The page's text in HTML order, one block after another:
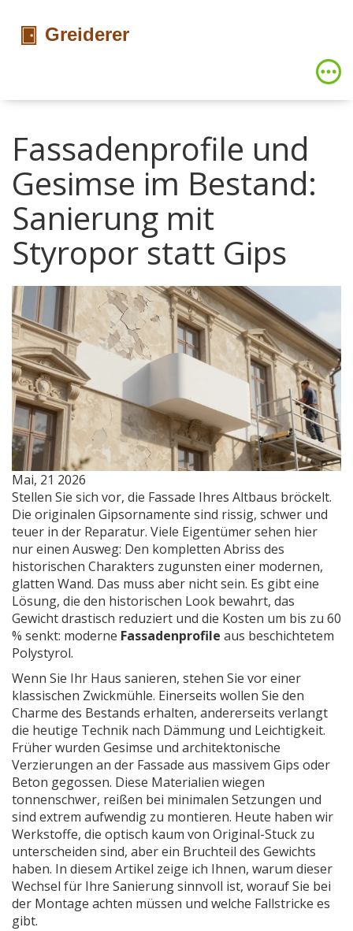
Fassadenprofile und
Gesimse im Bestand:
Sanierung mit
Styropor statt Gips
Mai, 21 2026
Stellen Sie sich vor, die Fassade Ihres Altbaus bröckelt.
Die originalen Gipsornamente sind rissig, schwer und
teuer in der Reparatur. Viele Eigentümer sehen hier
nur einen Ausweg: Den kompletten Abriss des
historischen Charakters zugunsten einer modernen,
glatten Wand. Das muss aber nicht sein. Es gibt eine
Lösung, die den historischen Look bewahrt, das
Gewicht drastisch reduziert und die Kosten um bis zu 60
% senkt: moderne Fassadenprofile aus beschichtetem
Polystyrol.
Wenn Sie Ihr Haus sanieren, stehen Sie vor einer
klassischen Zwickmühle. Einerseits wollen Sie den
Charme des Bestands erhalten, andererseits verlangt
die heutige Technik nach Dämmung und Leichtigkeit.
Früher wurden Gesimse und architektonische
Verzierungen an der Fassade aus massivem Gips oder
Beton gegossen. Diese Materialien wiegen
tonnenschwer, reißen bei minimalen Setzungen und
sind extrem aufwendig zu montieren. Heute haben wir
Werkstoffe, die optisch kaum von Original-Stuck zu
unterscheiden sind, aber ein Bruchteil des Gewichts
haben. In diesem Artikel zeige ich Ihnen, warum dieser
Wechsel für Ihre Sanierung sinnvoll ist, worauf Sie bei
der Montage achten müssen und welche Fallstricke es
gibt.